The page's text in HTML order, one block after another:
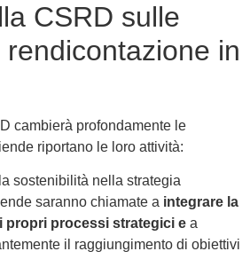
CSRD sulle
in
cambierà profondamente le
riportano le loro attività:
sostenibilità nella strategia
saranno chiamate a integrare la
propri processi strategici e a
il raggiungimento di obiettivi